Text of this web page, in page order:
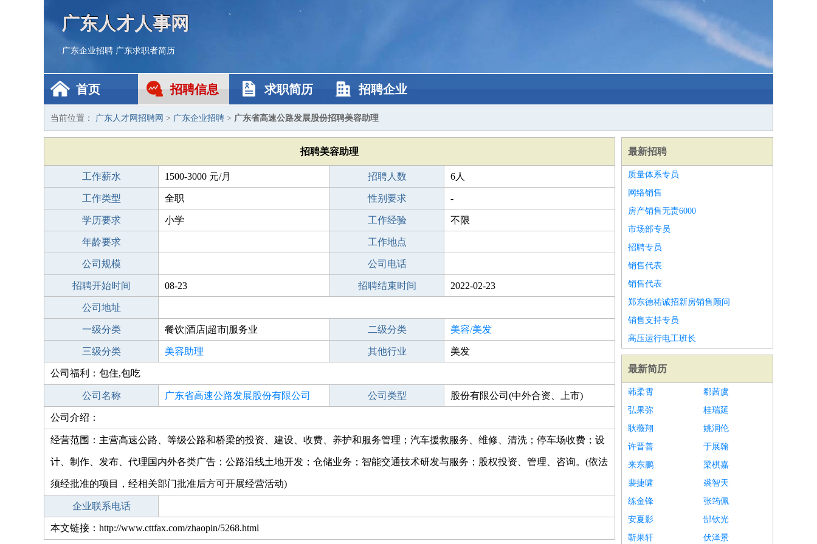
广东人才人事网
广东企业招聘 广东求职者简历
首页 招聘信息 求职简历 招聘企业
当前位置： 广东人才网招聘网 > 广东企业招聘 > 广东省高速公路发展股份招聘美容助理
招聘美容助理
工作薪水 1500-3000 元/月 招聘人数 6人
工作类型 全职 性别要求 -
学历要求 小学 工作经验 不限
年龄要求 工作地点
公司规模 公司电话
招聘开始时间 08-23 招聘结束时间 2022-02-23
公司地址
一级分类 餐饮|酒店|超市|服务业 二级分类 美容/美发
三级分类 美容助理 其他行业 美发
公司福利：包住,包吃
公司名称 广东省高速公路发展股份有限公司 公司类型 股份有限公司(中外合资、上市)
公司介绍：
经营范围：主营高速公路、等级公路和桥梁的投资、建设、收费、养护和服务管理；汽车援救服务、维修、清洗；停车场收费；设
计、制作、发布、代理国内外各类广告；公路沿线土地开发；仓储业务；智能交通技术研发与服务；股权投资、管理、咨询。(依法
须经批准的项目，经相关部门批准后方可开展经营活动)
企业联系电话
本文链接：http://www.cttfax.com/zhaopin/5268.html
最新招聘
质量体系专员
网络销售
房产销售无责6000
市场部专员
招聘专员
销售代表
销售代表
郑东德祐诚招新房销售顾问
销售支持专员
高压运行电工班长
最新简历
韩柔霄
郗茜虞
弘果弥
桂瑞延
耿薇翔
姚润伦
许晋善
于展翰
来东鹏
梁棋嘉
裴捷啸
裘智天
练金锋
张筠佩
安夏影
郜钦光
靳果轩
伏泽景